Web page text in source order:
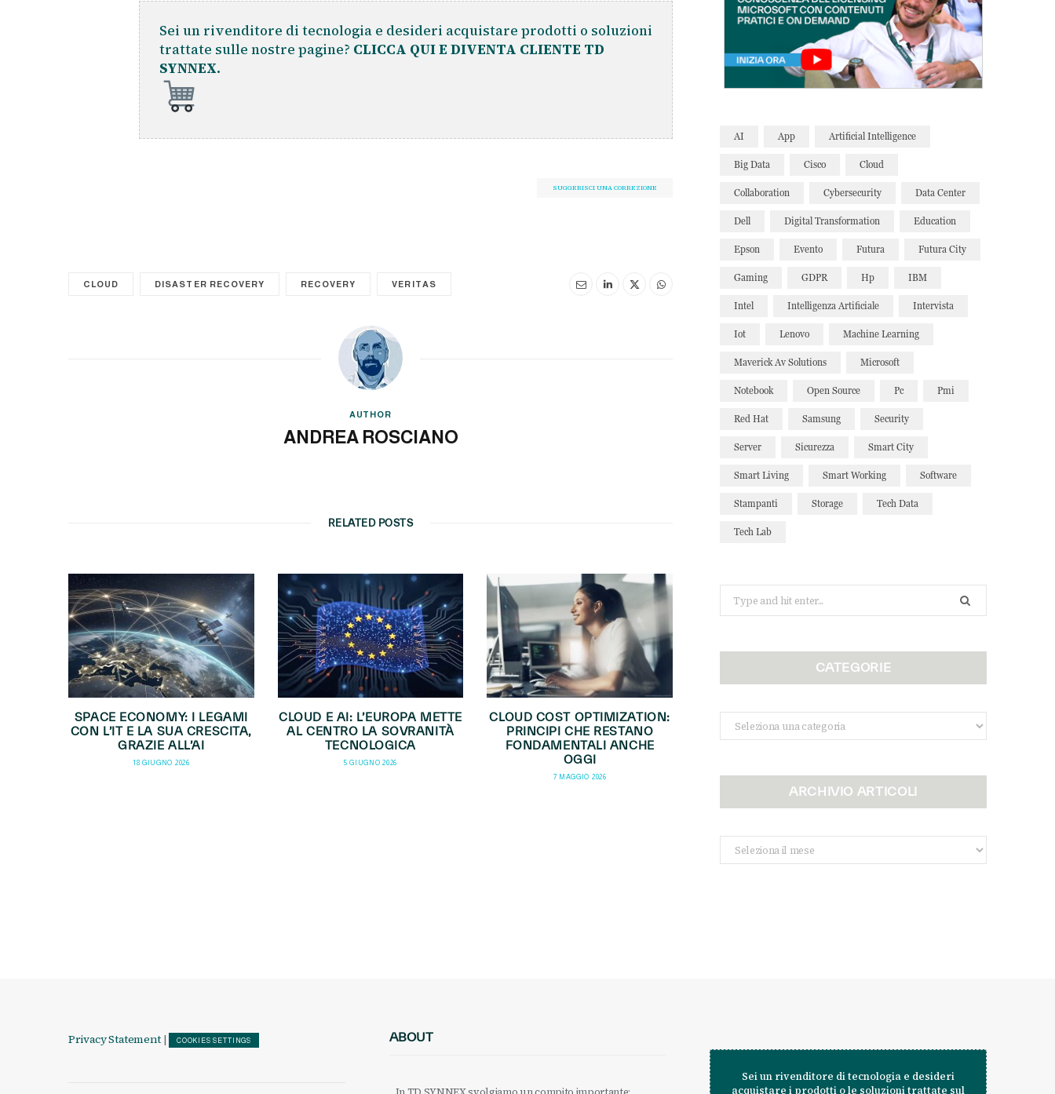
Sei un rivenditore di tecnologia e desideri acquistare prodotti o soluzioni
trattate sulle nostre pagine? CLICCA QUI E DIVENTA CLIENTE TD
SYNNEX.
SUGGERISCI UNA CORREZIONE
CLOUD DISASTER RECOVERY RECOVERY VERITAS
AUTHOR
ANDREA ROSCIANO
RELATED POSTS
SPACE ECONOMY: I LEGAMI
CON L’IT E LA SUA CRESCITA,
GRAZIE ALL’AI
18 GIUGNO 2026
CLOUD E AI: L’EUROPA METTE
AL CENTRO LA SOVRANITÀ
TECNOLOGICA
5 GIUGNO 2026
CLOUD COST OPTIMIZATION:
PRINCIPI CHE RESTANO
FONDAMENTALI ANCHE
OGGI
7 MAGGIO 2026
AI App Artificial Intelligence
Big Data Cisco Cloud
Collaboration Cybersecurity Data Center
Dell Digital Transformation Education
Epson Evento Futura Futura City
Gaming GDPR Hp IBM
Intel Intelligenza Artificiale Intervista
Iot Lenovo Machine Learning
Maverick Av Solutions Microsoft
Notebook Open Source Pc Pmi
Red Hat Samsung Security
Server Sicurezza Smart City
Smart Living Smart Working Software
Stampanti Storage Tech Data
Tech Lab
for:
CATEGORIE
Categorie
ARCHIVIO ARTICOLI
Archivio
Articoli
Privacy Statement | COOKIES SETTINGS ABOUT
Sei un rivenditore di tecnologia e desideri
acquistare i prodotti o le soluzioni trattate sul